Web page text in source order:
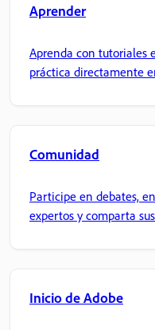
Aprender
Aprenda con tutoriales
práctica directamente
Comunidad
Participe en debates,
expertos y comparta
Inicio de Adobe